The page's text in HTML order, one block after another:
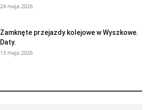
24 maja 2026
Zamknęte przejazdy kolejowe w Wyszkowe.
Daty.
13 maja 2026